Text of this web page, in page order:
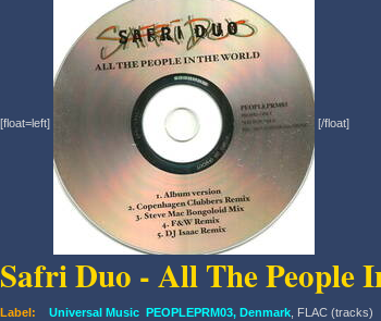
[float=left] [/float]
Safri Duo - All The People
Label: Universal Music PEOPLEPRM03, Denmark, FLAC (tracks)